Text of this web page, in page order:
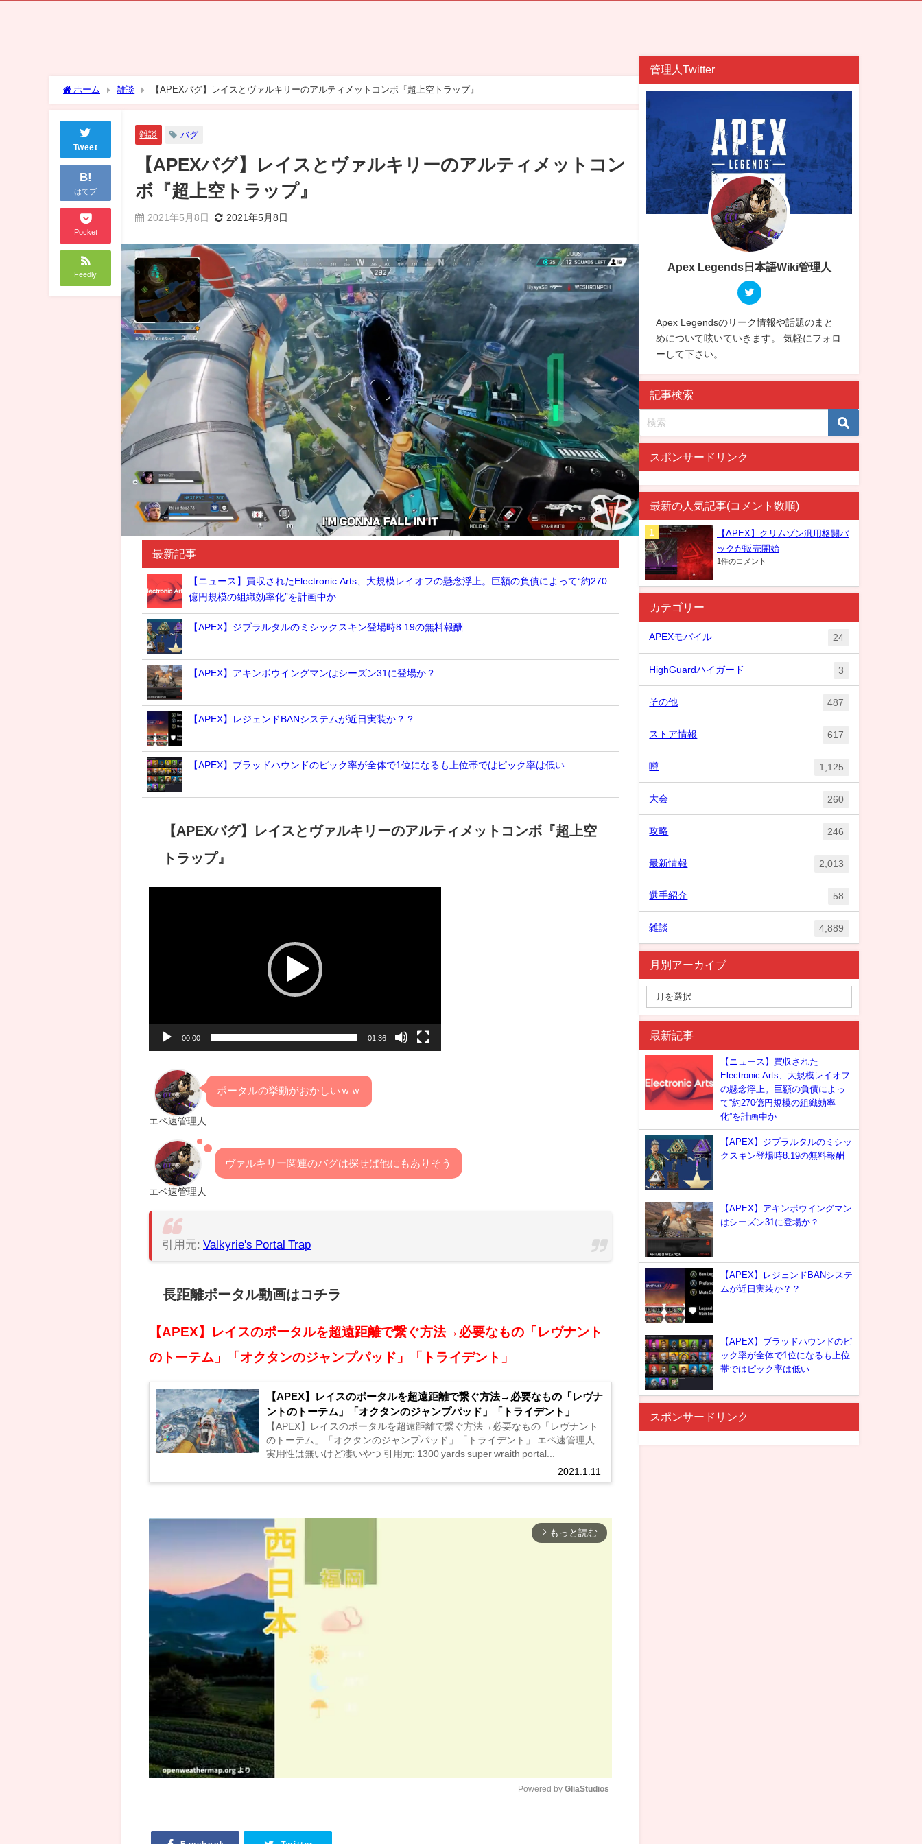
ホーム 雑談 【APEXバグ】レイスとヴァルキリーのアルティメットコンボ『超上空トラップ』
Tweet
B!
はてブ
Pocket
Feedly
雑談 バグ
【APEXバグ】レイスとヴァルキリーのアルティメットコン
ボ『超上空トラップ』
2021年5月8日 2021年5月8日
最新記事
【ニュース】買収されたElectronic Arts、大規模レイオフの懸念浮上。巨額の負債によって“約270
億円規模の組織効率化”を計画中か
【APEX】ジブラルタルのミシックスキン登場時8.19の無料報酬
【APEX】アキンボウイングマンはシーズン31に登場か？
【APEX】レジェンドBANシステムが近日実装か？？
【APEX】ブラッドハウンドのピック率が全体で1位になるも上位帯ではピック率は低い
【APEXバグ】レイスとヴァルキリーのアルティメットコンボ『超上空
トラップ』
00:00 01:36
エペ速管理人
ポータルの挙動がおかしいｗｗ
エペ速管理人
ヴァルキリー関連のバグは探せば他にもありそう
引用元: Valkyrie's Portal Trap
長距離ポータル動画はコチラ
【APEX】レイスのポータルを超遠距離で繋ぐ方法→必要なもの「レヴナント
のトーテム」「オクタンのジャンプパッド」「トライデント」
【APEX】レイスのポータルを超遠距離で繋ぐ方法→必要なもの「レヴナ
ントのトーテム」「オクタンのジャンプパッド」「トライデント」
2021.1.11
【APEX】レイスのポータルを超遠距離で繋ぐ方法→必要なもの「レヴナント
のトーテム」「オクタンのジャンプパッド」「トライデント」 エペ速管理人
実用性は無いけど凄いやつ 引用元: 1300 yards super wraith portal...
arrow_forward_ios もっと読む
Powered by GliaStudios
管理人Twitter
Apex Legends日本語Wiki管理人
Apex Legendsのリーク情報や話題のまと
めについて呟いていきます。 気軽にフォロ
ーして下さい。
記事検索
スポンサードリンク
最新の人気記事(コメント数順)
【APEX】クリムゾン汎用格闘パ
ックが販売開始
1件のコメント
カテゴリー
APEXモバイル 24
HighGuardハイガード 3
その他 487
ストア情報 617
噂 1,125
大会 260
攻略 246
最新情報 2,013
選手紹介 58
雑談 4,889
月別アーカイブ
最新記事
【ニュース】買収された
Electronic Arts、大規模レイオフ
の懸念浮上。巨額の負債によっ
て“約270億円規模の組織効率
化”を計画中か
【APEX】ジブラルタルのミシッ
クスキン登場時8.19の無料報酬
【APEX】アキンボウイングマン
はシーズン31に登場か？
【APEX】レジェンドBANシステ
ムが近日実装か？？
【APEX】ブラッドハウンドのピ
ック率が全体で1位になるも上位
帯ではピック率は低い
スポンサードリンク